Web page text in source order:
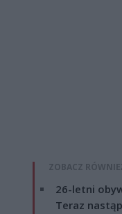
ZOBACZ
26-letni
Teraz